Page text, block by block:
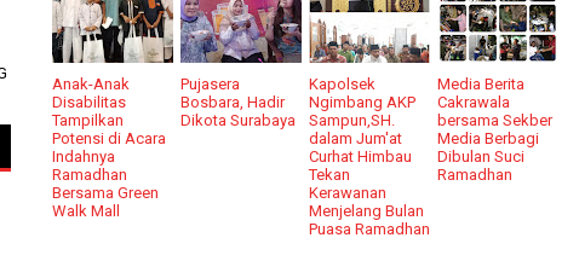
Anak-Anak
Disabilitas
Tampilkan
Potensi di Acara
Indahnya
Ramadhan
Bersama Green
Walk Mall
Pujasera
Bosbara, Hadir
Dikota Surabaya
Kapolsek
Ngimbang AKP
Sampun,SH.
dalam Jum'at
Curhat Himbau
Tekan
Kerawanan
Menjelang Bulan
Puasa Ramadhan
Media Berita
Cakrawala
bersama Sekber
Media Berbagi
Dibulan Suci
Ramadhan